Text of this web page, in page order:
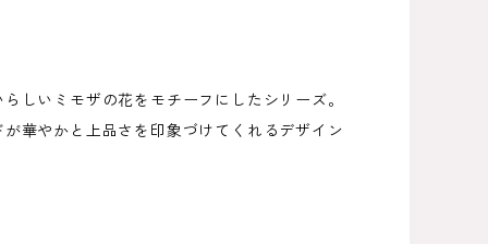
しいミモザの花をモチーフにしたシリーズ。
華やかと上品さを印象づけてくれるデザイン